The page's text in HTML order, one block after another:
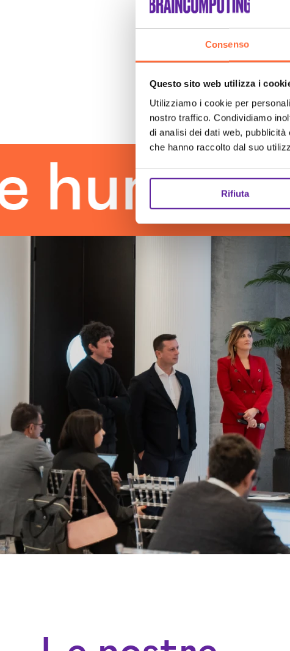
Consenso
Questo sito web utilizza i
Utilizziamo i cookie per
nostro traffico. Condividiamo
di analisi dei dati web,
che hanno raccolto dal suo
Rifiuta